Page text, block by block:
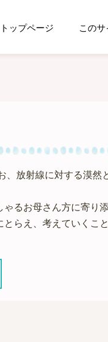
トップページ この
、放射線に対する漠然
るお母さん方に寄り
らえ、考えていくこ